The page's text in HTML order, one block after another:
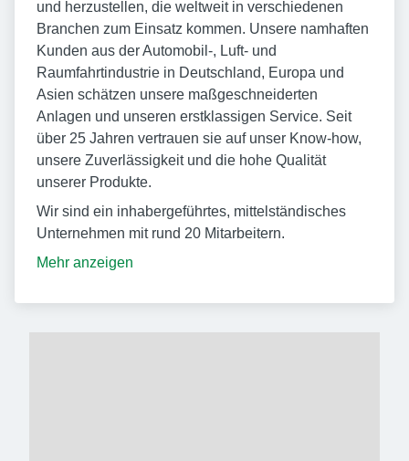
und herzustellen, die weltweit in verschiedenen
Branchen zum Einsatz kommen. Unsere namhaften
Kunden aus der Automobil-, Luft- und
Raumfahrtindustrie in Deutschland, Europa und
Asien schätzen unsere maßgeschneiderten
Anlagen und unseren erstklassigen Service. Seit
über 25 Jahren vertrauen sie auf unser Know-how,
unsere Zuverlässigkeit und die hohe Qualität
unserer Produkte.
Wir sind ein inhabergeführtes, mittelständisches
Unternehmen mit rund 20 Mitarbeitern.
Mehr anzeigen